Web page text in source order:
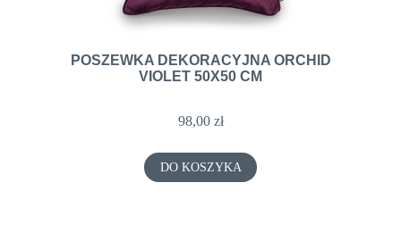
POSZEWKA DEKORACYJNA ORCHID
VIOLET 50X50 CM
98,00 zł
DO KOSZYKA